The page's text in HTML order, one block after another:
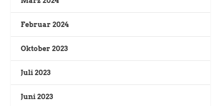
Februar 2024
Oktober 2023
Juli 2023
Juni 2023